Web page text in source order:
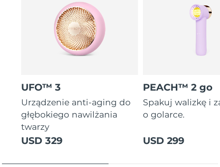
UFO™ 3
Urządzenie anti-aging do
głębokiego nawilżania
twarzy
USD 329
PEACH™ 2 go
Spakuj walizkę i
o golarce.
USD 299